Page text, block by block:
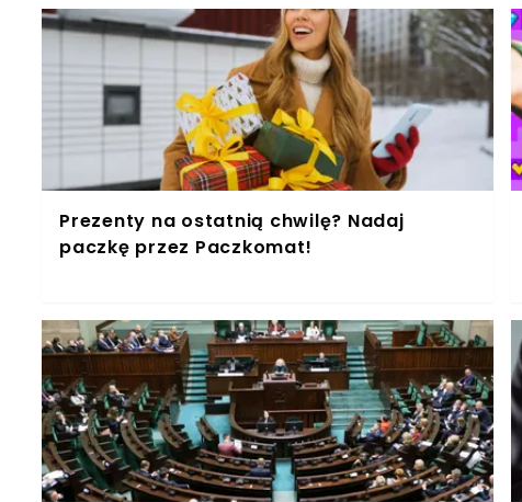
Prezenty na ostatnią chwilę? Nadaj
paczkę przez Paczkomat!